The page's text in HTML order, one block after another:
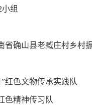
组
省确山县老臧庄村乡村
红色文物传承实践队
色精神传习队